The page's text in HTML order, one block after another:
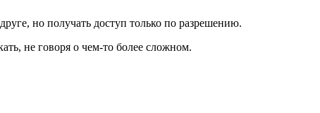
но получать доступ только по разрешению.
не говоря о чем-то более сложном.